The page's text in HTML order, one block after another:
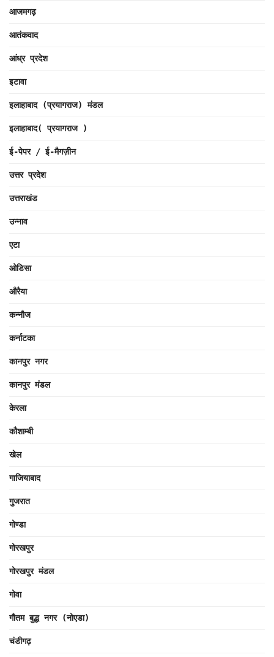
आजमगढ़
आतंकवाद
आंध्र प्रदेश
इटावा
इलाहाबाद (प्रयागराज) मंडल
इलाहाबाद( प्रयागराज )
ई-पेपर / ई-मैगज़ीन
उत्तर प्रदेश
उत्तराखंड
उन्नाव
एटा
ओडिसा
औरैया
कन्नौज
कर्नाटका
कानपुर नगर
कानपुर मंडल
केरला
कौशाम्बी
खेल
गाजियाबाद
गुजरात
गोण्डा
गोरखपुर
गोरखपुर मंडल
गोवा
गौतम बुद्ध नगर (नोएडा)
चंडीगढ़